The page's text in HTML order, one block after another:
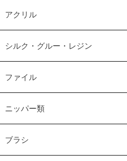
アクリル
シルク・グルー・レジン
ファイル
ニッパー類
ブラシ